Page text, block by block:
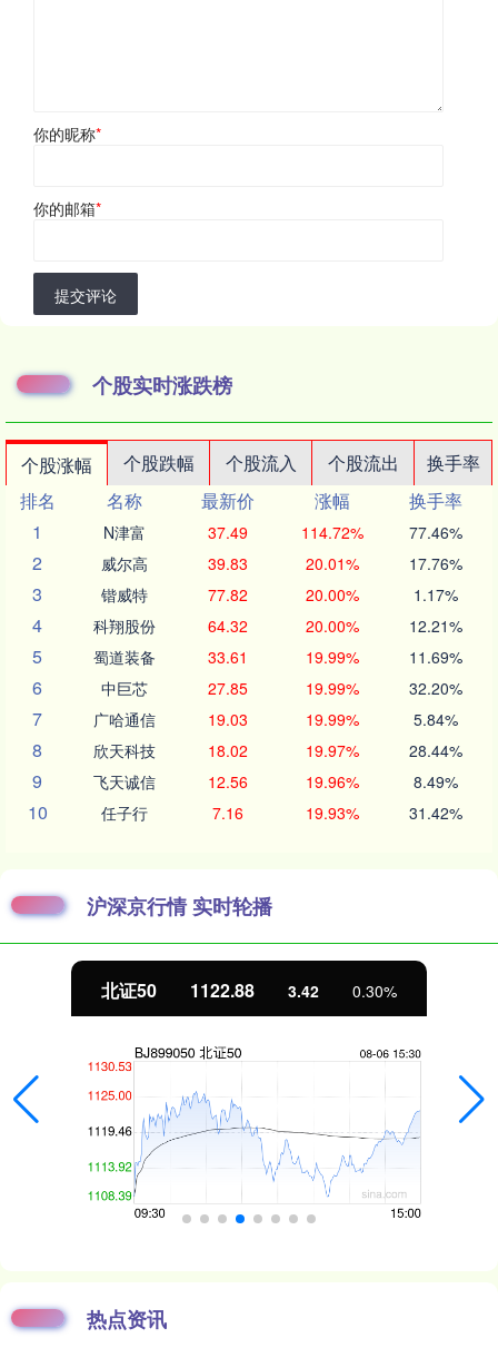
你的昵称*
你的邮箱*
提交评论
个股实时涨跌榜
个股涨幅 个股跌幅 个股流入 个股流出
换手率
排名
名称 最新价 涨幅
换手率
1
N津富 37.49 114.72% 77.46%
2 威尔高 39.83 20.01% 17.76%
3 锴威特 77.82 20.00% 1.17%
4 科翔股份 64.32 20.00% 12.21%
5 蜀道装备 33.61 19.99% 11.69%
6 中巨芯 27.85 19.99% 32.20%
7 广哈通信 19.03 19.99% 5.84%
8 欣天科技 18.02 19.97% 28.44%
9 飞天诚信 12.56 19.96% 8.49%
10 任子行 7.16 19.93% 31.42%
沪深京行情 实时轮播
北证50 1122.88 3.42 0.30%
热点资讯